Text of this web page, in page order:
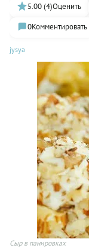
jysya
5.00 (4)Оценить
0Комментировать
Сыр в панировках